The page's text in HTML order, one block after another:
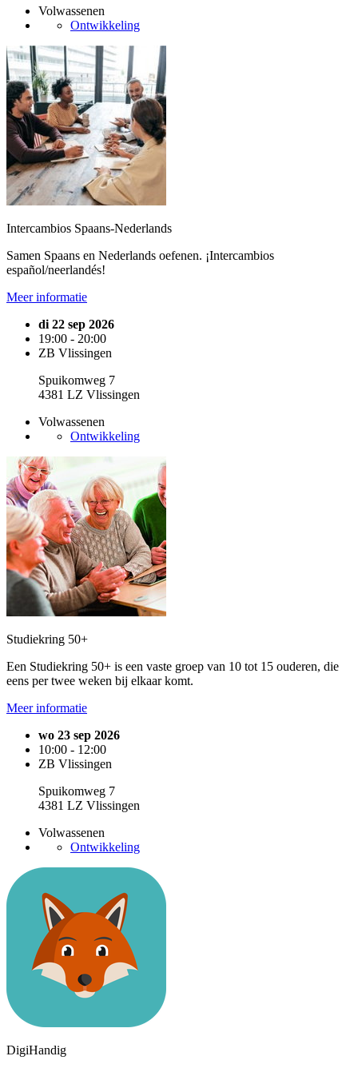
Volwassenen
Ontwikkeling
Intercambios Spaans-Nederlands
Samen Spaans en Nederlands oefenen. ¡Intercambios
español/neerlandés!
Meer informatie
di 22 sep 2026
19:00 - 20:00
ZB Vlissingen
Spuikomweg 7
4381 LZ Vlissingen
Volwassenen
Ontwikkeling
Studiekring 50+
Een Studiekring 50+ is een vaste groep van 10 tot 15 ouderen, die
eens per twee weken bij elkaar komt.
Meer informatie
wo 23 sep 2026
10:00 - 12:00
ZB Vlissingen
Spuikomweg 7
4381 LZ Vlissingen
Volwassenen
Ontwikkeling
DigiHandig